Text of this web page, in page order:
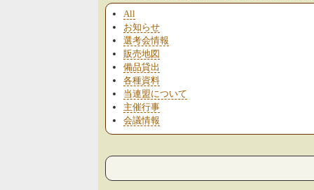
All
お知らせ
選考会情報
販売地図
備品貸出
各種資料
当連盟について
主催行事
会議情報